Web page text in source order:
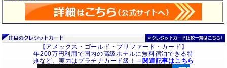
【アメックス・ゴールド・プリファード・カード】
年200万円利用で国内の高級ホテルに無料宿泊できる特
典など、実力はプラチナカード級！⇒ 関連記事はこちら